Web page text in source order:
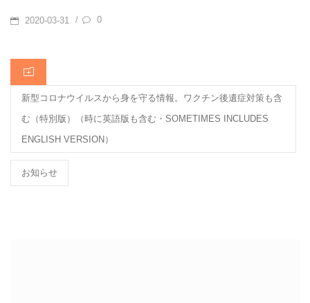
b
o
k
POSTED
2020-03-31 / 0
新型コロナウイルスから身を守る情報。ワクチン後遺症対策も含
む（特別版）（時に英語版も含む・SOMETIMES INCLUDES
ENGLISH VERSION）
お知らせ